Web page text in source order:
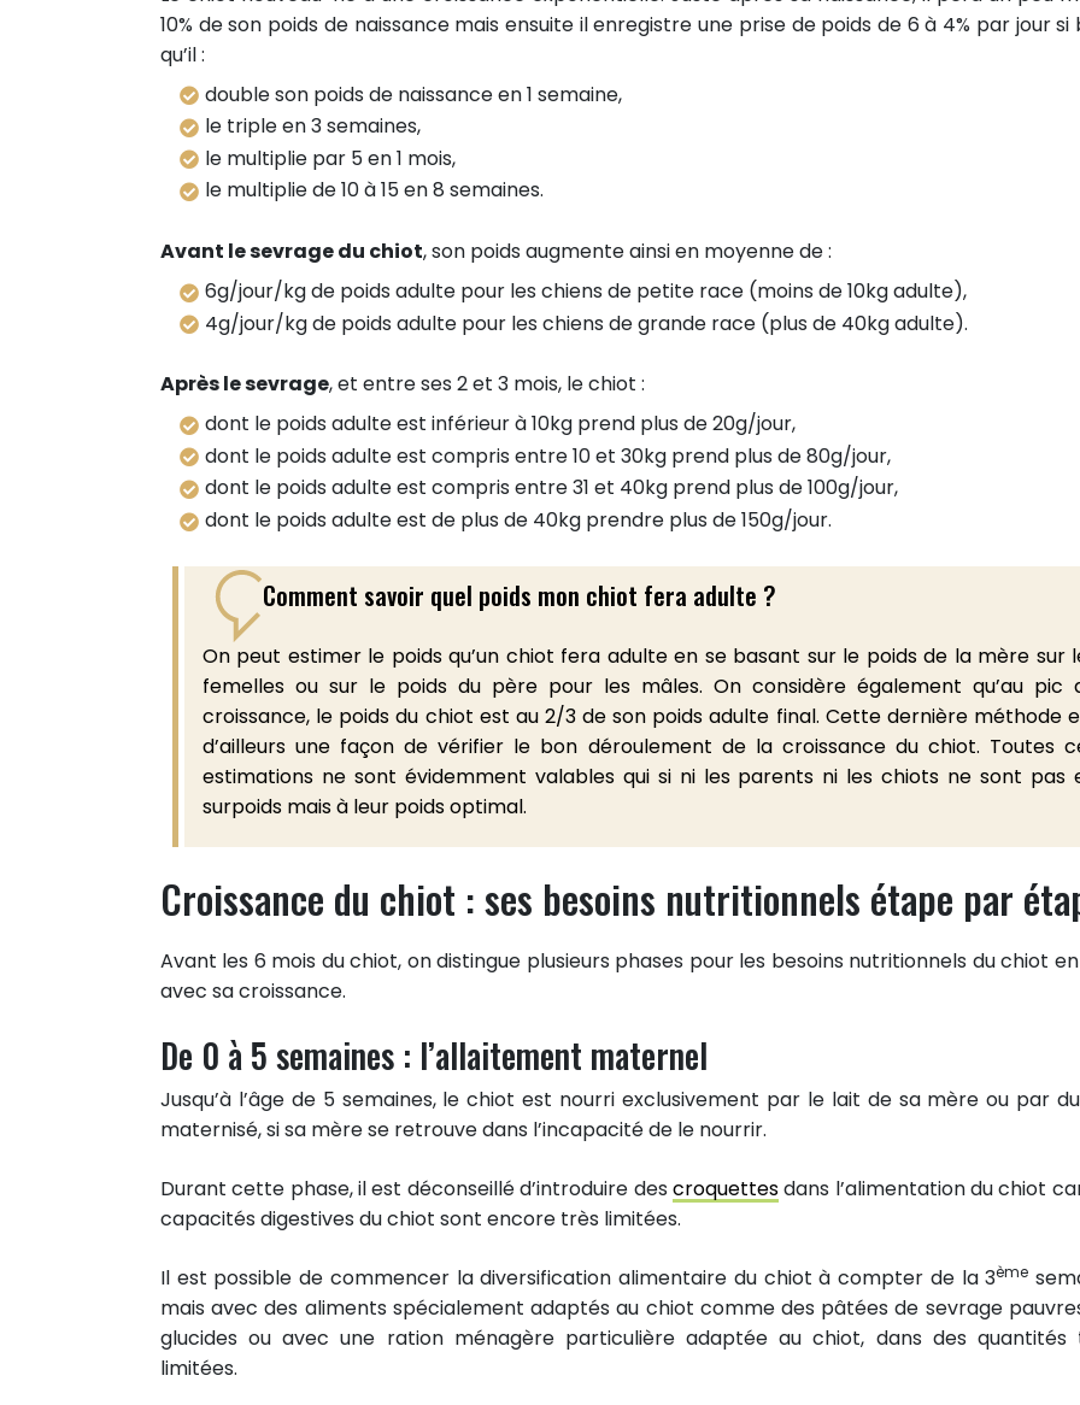
Partager sur facebook
Epingler sur Pinterest
10% de son poids de naissance mais ensuite il enregistre une prise de poids de 6 à 4% par jour si
qu’il :
double son poids de naissance en 1 semaine,
le triple en 3 semaines,
le multiplie par 5 en 1 mois,
le multiplie de 10 à 15 en 8 semaines.
Avant le sevrage du chiot, son poids augmente ainsi en moyenne de :
6g/jour/kg de poids adulte pour les chiens de petite race (moins de 10kg adulte),
4g/jour/kg de poids adulte pour les chiens de grande race (plus de 40kg adulte).
Après le sevrage, et entre ses 2 et 3 mois, le chiot :
dont le poids adulte est inférieur à 10kg prend plus de 20g/jour,
dont le poids adulte est compris entre 10 et 30kg prend plus de 80g/jour,
dont le poids adulte est compris entre 31 et 40kg prend plus de 100g/jour,
dont le poids adulte est de plus de 40kg prendre plus de 150g/jour.
Comment savoir quel poids mon chiot fera adulte ?
On peut estimer le poids qu’un chiot fera adulte en se basant sur le poids de la mère sur
femelles ou sur le poids du père pour les mâles. On considère également qu’au pic
croissance, le poids du chiot est au 2/3 de son poids adulte final. Cette dernière méthode
d’ailleurs une façon de vérifier le bon déroulement de la croissance du chiot. Toutes
estimations ne sont évidemment valables qui si ni les parents ni les chiots ne sont pas
surpoids mais à leur poids optimal.
Croissance du chiot : ses besoins nutritionnels étape par
Avant les 6 mois du chiot, on distingue plusieurs phases pour les besoins nutritionnels du chiot
avec sa croissance.
De 0 à 5 semaines : l’allaitement maternel
Jusqu’à l’âge de 5 semaines, le chiot est nourri exclusivement par le lait de sa mère ou par
maternisé, si sa mère se retrouve dans l’incapacité de le nourrir.
Durant cette phase, il est déconseillé d’introduire des croquettesdans l’alimentation du chiot
capacités digestives du chiot sont encore très limitées.
Il est possible de commencer la diversification alimentaire du chiot à compter de la 3ème
mais avec des aliments spécialement adaptés au chiot comme des pâtées de sevrage
glucides ou avec une ration ménagère particulière adaptée au chiot, dans des quantités
limitées.